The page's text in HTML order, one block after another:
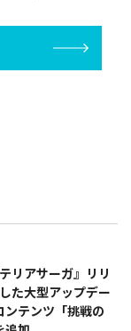
アサーガ』リリ
た大型アップデー
テンツ「挑戦の